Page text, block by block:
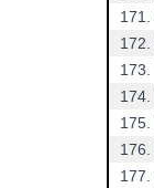
171.
172.
173.
174.
175.
176.
177.